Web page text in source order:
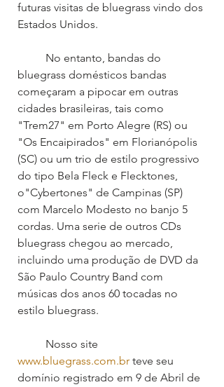
futuras visitas de bluegrass vindo dos
Estados Unidos.
bluegrass domésticos bandas
começaram a pipocar em outras
cidades brasileiras, tais como
"Trem27" em Porto Alegre (RS) ou
"Os Encaipirados" em Florianópolis
(SC) ou um trio de estilo progressivo
do tipo Bela Fleck e Flecktones,
o"Cybertones" de Campinas (SP)
com Marcelo Modesto no banjo 5
cordas. Uma serie de outros CDs
bluegrass chegou ao mercado,
incluindo uma produção de DVD da
São Paulo Country Band com
músicas dos anos 60 tocadas no
estilo bluegrass.
	Nosso site
www.bluegrass.com.br teve seu
domínio registrado em 9 de Abril de